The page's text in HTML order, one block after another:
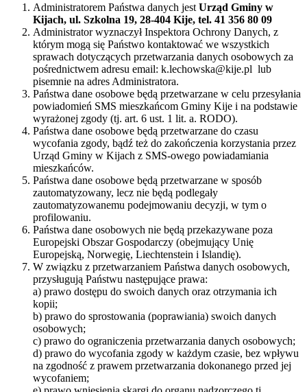
Administratorem Państwa danych jest Urząd Gminy w
Kijach, ul. Szkolna 19, 28-404 Kije, tel. 41 356 80 09
Administrator wyznaczył Inspektora Ochrony Danych, z
którym mogą się Państwo kontaktować we wszystkich
sprawach dotyczących przetwarzania danych osobowych za
pośrednictwem adresu email: k.lechowska@kije.pl lub
pisemnie na adres Administratora.
Państwa dane osobowe będą przetwarzane w celu przesyłania
powiadomień SMS mieszkańcom Gminy Kije i na podstawie
wyrażonej zgody (tj. art. 6 ust. 1 lit. a. RODO).
Państwa dane osobowe będą przetwarzane do czasu
wycofania zgody, bądź też do zakończenia korzystania przez
Urząd Gminy w Kijach z SMS-owego powiadamiania
mieszkańców.
Państwa dane osobowe będą przetwarzane w sposób
zautomatyzowany, lecz nie będą podlegały
zautomatyzowanemu podejmowaniu decyzji, w tym o
profilowaniu.
Państwa dane osobowych nie będą przekazywane poza
Europejski Obszar Gospodarczy (obejmujący Unię
Europejską, Norwegię, Liechtenstein i Islandię).
W związku z przetwarzaniem Państwa danych osobowych,
przysługują Państwu następujące prawa:
a) prawo dostępu do swoich danych oraz otrzymania ich
kopii;
b) prawo do sprostowania (poprawiania) swoich danych
osobowych;
c) prawo do ograniczenia przetwarzania danych osobowych;
d) prawo do wycofania zgody w każdym czasie, bez wpływu
na zgodność z prawem przetwarzania dokonanego przed jej
wycofaniem;